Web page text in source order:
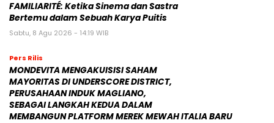
FAMILIARITÉ: Ketika Sinema dan Sastra
Bertemu dalam Sebuah Karya Puitis
Sabtu, 8 Agu 2026 - 14:19 WIB
Pers Rilis
MONDEVITA MENGAKUISISI SAHAM
MAYORITAS DI UNDERSCORE DISTRICT,
PERUSAHAAN INDUK MAGLIANO,
SEBAGAI LANGKAH KEDUA DALAM
MEMBANGUN PLATFORM MEREK MEWAH ITALIA BARU